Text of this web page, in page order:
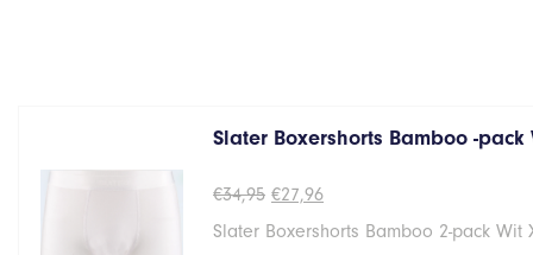
Slater Boxershorts Bamboo -pack
€34,95 Oorspronkelijke
was:
€27,96Huidige
is:
Slater Boxershorts Bamboo 2-pack Wit